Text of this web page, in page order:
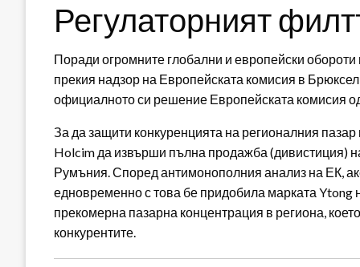
Регулаторният
Поради огромните глобални и европейски
прекия надзор на Европейската комисия в
официалното си решение Европейската комисия
За да защити конкуренцията на регионалния
Holcim да извърши пълна продажба (дивистиция)
Румъния. Според антимонополния анализ на ЕК,
едновременно с това бе придобила марката Ytong
прекомерна пазарна концентрация в региона,
конкурентите.